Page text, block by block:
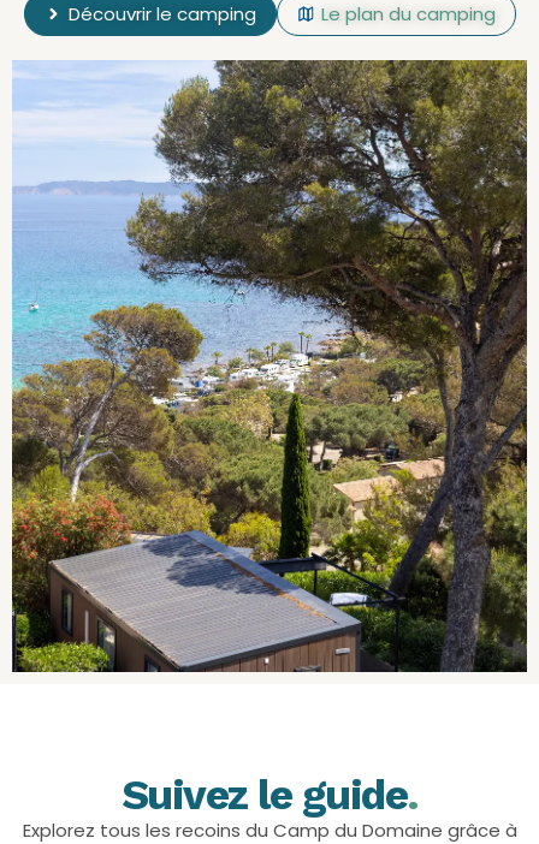
Découvrir le camping
Le plan du camping
Suivez le guide.
Explorez tous les recoins du Camp du Domaine grâce à